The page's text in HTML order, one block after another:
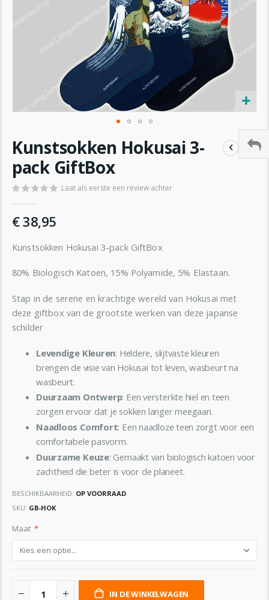
naar
het
begin
van
de
gallerij
Kunstsokken Hokusai 3-
pack GiftBox
Laat als eerste een review achter
€ 38,95
Kunstsokken Hokusai 3-pack GiftBox
80% Biologisch Katoen, 15% Polyamide, 5% Elastaan.
Stap in de serene en krachtige wereld van Hokusai met
deze giftbox van de grootste werken van deze japanse
schilder
Levendige Kleuren: Heldere, slijtvaste kleuren
brengen de visie van Hokusai tot leven, wasbeurt na
wasbeurt.
Duurzaam Ontwerp: Een versterkte hiel en teen
zorgen ervoor dat je sokken langer meegaan.
Naadloos Comfort: Een naadloze teen zorgt voor een
comfortabele pasvorm.
Duurzame Keuze: Gemaakt van biologisch katoen voor
zachtheid die beter is voor de planeet.
BESCHIKBAARHEID: OP VOORRAAD
SKU GB-HOK
Maat
IN DE WINKELWAGEN